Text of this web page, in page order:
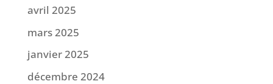
avril 2025
mars 2025
janvier 2025
décembre 2024